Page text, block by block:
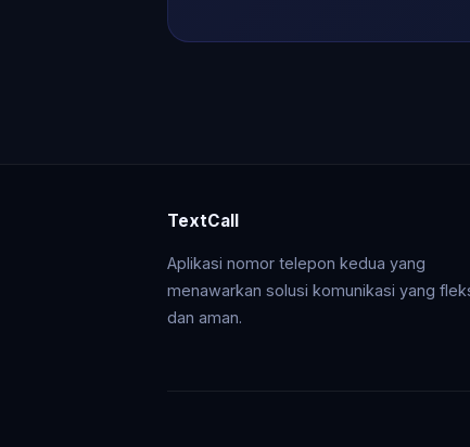
TextCall
Aplikasi nomor telepon kedua yang
menawarkan solusi komunikasi yang
dan aman.